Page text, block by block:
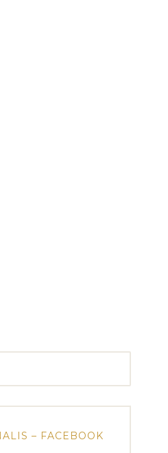
– FACEBOOK